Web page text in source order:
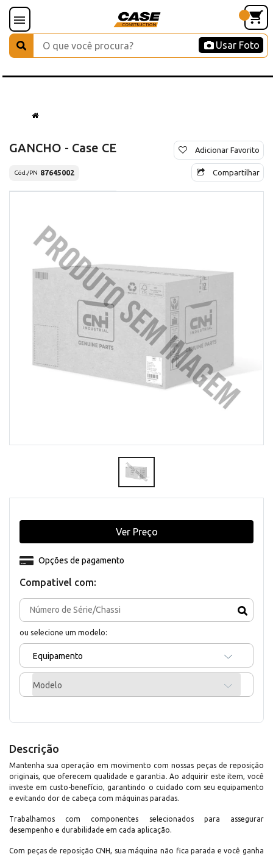
Usar Foto
GANCHO - Case CE
Cód./PN 87645002
Adicionar Favorito
Compartilhar
Compativel com:
ou selecione um modelo:
Equipamento
Modelo
Opções de pagamento
Ver Preço
Descrição
Mantenha sua operação em movimento com nossas peças de reposição
originais, que oferecem qualidade e garantia. Ao adquirir este item, você
investe em custo-benefício, garantindo o cuidado com seu equipamento
e evitando dor de cabeça com máquinas paradas.
Trabalhamos com componentes selecionados para assegurar
desempenho e durabilidade em cada aplicação.
Com peças de reposição CNH, sua máquina não fica parada e você ganha